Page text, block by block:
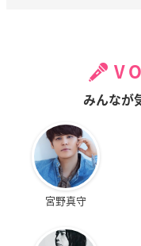
みんなが
宮野真守